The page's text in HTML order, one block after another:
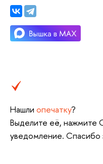
Нашли опечатку?
Выделите её, нажмите
уведомление. Спасибо